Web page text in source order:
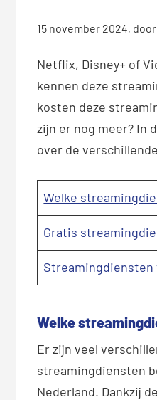
15 november 2024, door
Netflix, Disney+ of
kennen deze
kosten deze
zijn er nog meer? In
over de
Welke
Gratis
Streamingdiensten
Welke
Er zijn veel
streamingdiensten
Nederland. Dankzij